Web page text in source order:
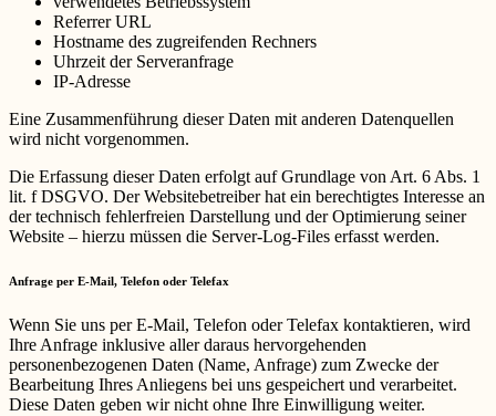
Referrer URL
Hostname des zugreifenden Rechners
Uhrzeit der Serveranfrage
IP-Adresse
Eine Zusammenführung dieser Daten mit anderen Datenquellen
wird nicht vorgenommen.
Die Erfassung dieser Daten erfolgt auf Grundlage von Art. 6 Abs. 1
lit. f DSGVO. Der Websitebetreiber hat ein berechtigtes Interesse an
der technisch fehlerfreien Darstellung und der Optimierung seiner
Website – hierzu müssen die Server-Log-Files erfasst werden.
Anfrage per E-Mail, Telefon oder Telefax
Wenn Sie uns per E-Mail, Telefon oder Telefax kontaktieren, wird
Ihre Anfrage inklusive aller daraus hervorgehenden
personenbezogenen Daten (Name, Anfrage) zum Zwecke der
Bearbeitung Ihres Anliegens bei uns gespeichert und verarbeitet.
Diese Daten geben wir nicht ohne Ihre Einwilligung weiter.